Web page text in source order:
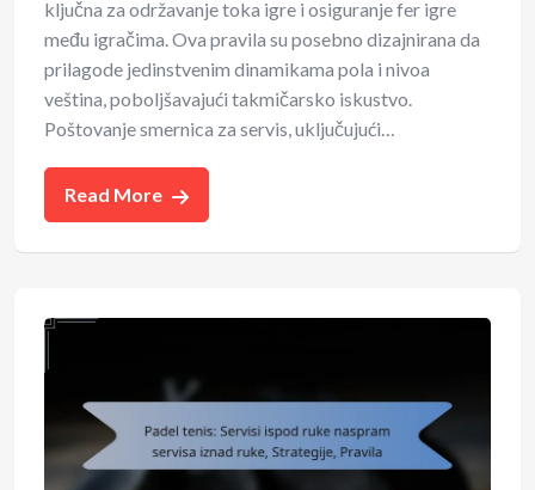
ključna za održavanje toka igre i osiguranje fer igre
među igračima. Ova pravila su posebno dizajnirana da
prilagode jedinstvenim dinamikama pola i nivoa
veština, poboljšavajući takmičarsko iskustvo.
Poštovanje smernica za servis, uključujući…
Read More